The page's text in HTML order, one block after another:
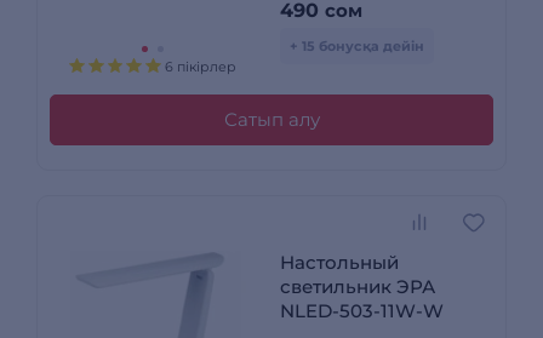
6 пікірлер
490 сом
+ 15 бонусқа дейін
Сатып алу
Настольный
светильник ЭРА
NLED-503-11W-W